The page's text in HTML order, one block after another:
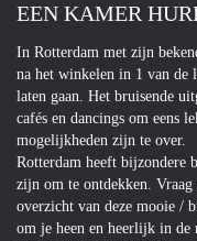
EEN KAMER
In Rotterdam met zijn
na het winkelen in 1 van de
laten gaan. Het bruisende
cafés en dancings om eens
mogelijkheden zijn te over.
Rotterdam heeft bijzondere
zijn om te ontdekken.
overzicht van deze mooie /
om je heen en heerlijk in